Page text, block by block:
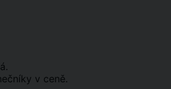
v ceně.